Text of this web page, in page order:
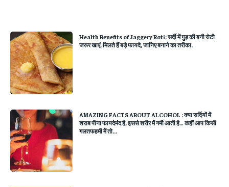
Health Benefits of Jaggery Roti: सर्दी में गुड़ की बनी रोटी
जरूर खाएं, मिलते हैं बड़े फायदे, जानिए बनाने का तरीका.
AMAZING FACTS ABOUT ALCOHOL : क्या सर्दियों में
शराब पीना फायदेमंद है, इससे शरीर में गर्मी आती है… कहीं आप किसी
गलतफहमी में तो...